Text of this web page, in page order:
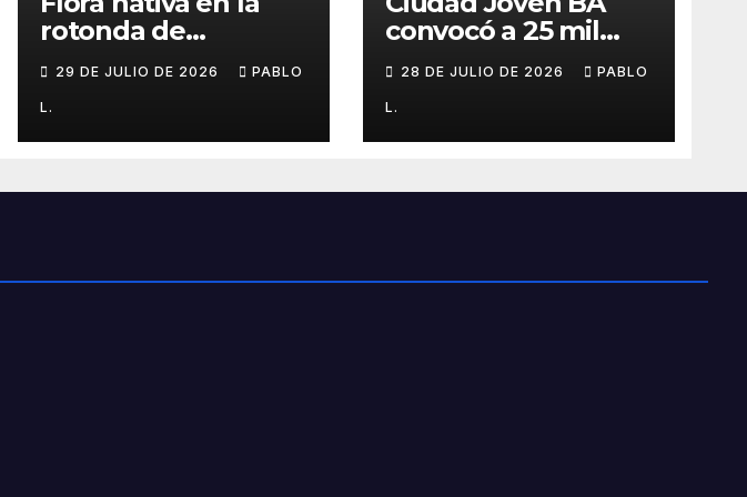
rotonda de
29 DE JULIO DE 2026 PABLO
L.
convocó a 25 mil
28 DE JULIO DE 2026 PABLO
L.